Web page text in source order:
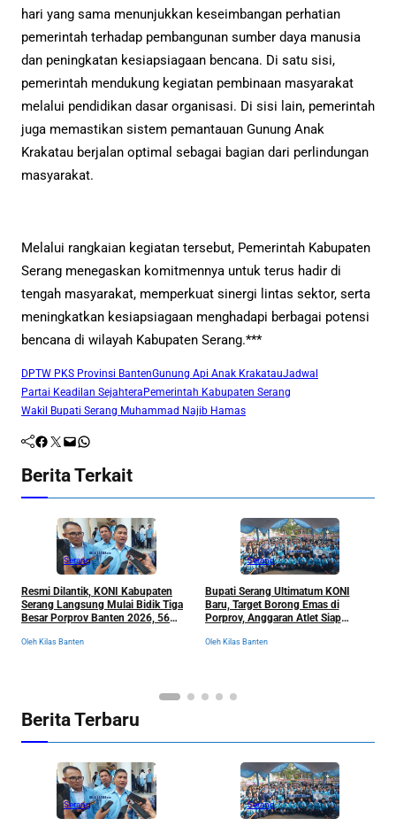
hari yang sama menunjukkan keseimbangan perhatian
pemerintah terhadap pembangunan sumber daya manusia
dan peningkatan kesiapsiagaan bencana. Di satu sisi,
pemerintah mendukung kegiatan pembinaan masyarakat
melalui pendidikan dasar organisasi. Di sisi lain, pemerintah
juga memastikan sistem pemantauan Gunung Anak
Krakatau berjalan optimal sebagai bagian dari perlindungan
masyarakat.
Melalui rangkaian kegiatan tersebut, Pemerintah Kabupaten
Serang menegaskan komitmennya untuk terus hadir di
tengah masyarakat, memperkuat sinergi lintas sektor, serta
meningkatkan kesiapsiagaan menghadapi berbagai potensi
bencana di wilayah Kabupaten Serang.***
DPTW PKS Provinsi BantenGunung Api Anak KrakatauJadwal
Partai Keadilan Sejahtera Pemerintah Kabupaten Serang
Wakil Bupati Serang Muhammad Najib Hamas
Facebook Twitter Mail WhatsApp
Berita Terkait
Serang
Resmi Dilantik, KONI Kabupaten
Serang Langsung Mulai Bidik Tiga
Besar Porprov Banten 2026, 56
Oleh Kilas Banten
Serang
Bupati Serang Ultimatum KONI
Baru, Target Borong Emas di
Porprov, Anggaran Atlet Siap
Oleh Kilas Banten
Berita Terbaru
Serang Serang